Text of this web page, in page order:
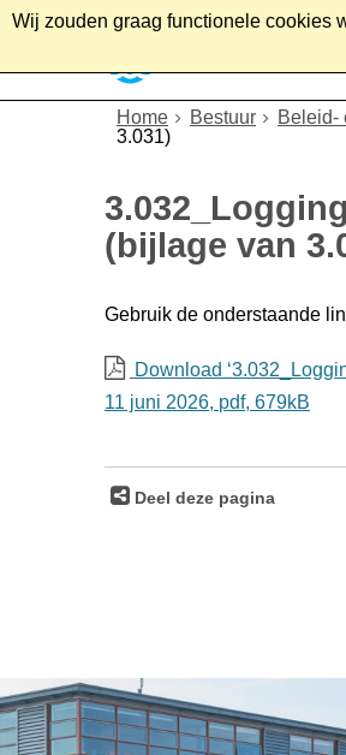
Wij zouden graag functionele cookies
Home Bestuur Beleid-
3.031)
(bijlage van
Gebruik de onderstaande
Download
11 juni 2026, pdf, 679kB
Deel deze pagina